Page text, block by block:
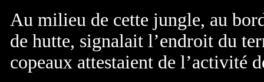
Au milieu de cette jungle, au
de hutte, signalait l’endroit du
copeaux attestaient de l’activité